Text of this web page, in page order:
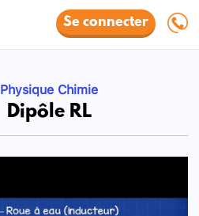
Se connecter
Physique Chimie
Dipôle RL